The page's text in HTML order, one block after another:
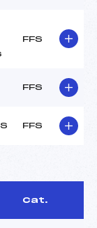
FFS
FFS
FFS
Cat.